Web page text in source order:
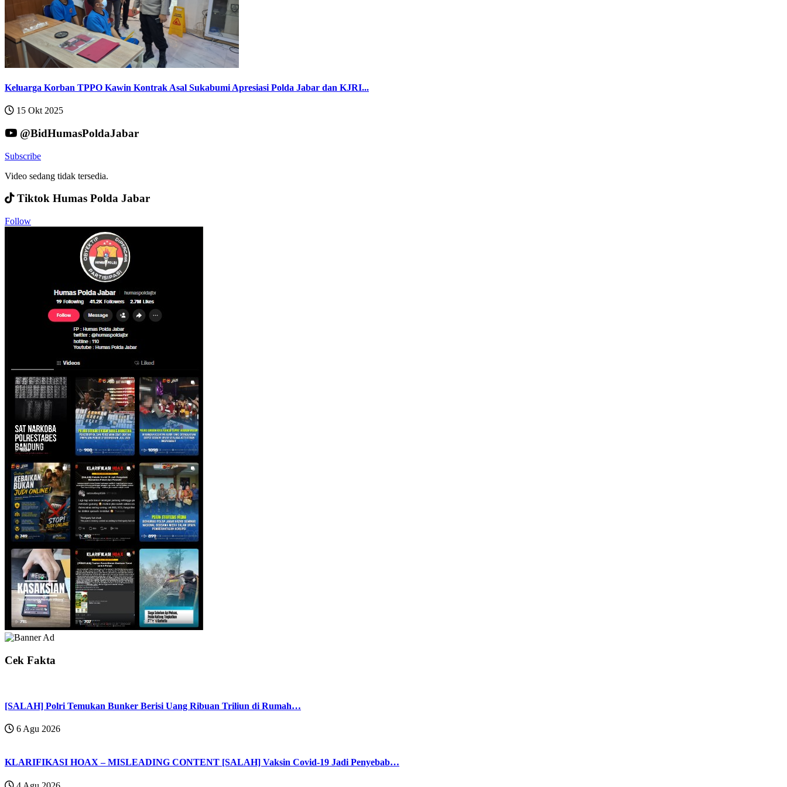
Keluarga Korban TPPO Kawin Kontrak Asal Sukabumi Apresiasi Polda Jabar dan KJRI...
15 Okt 2025
@BidHumasPoldaJabar
Subscribe
Video sedang tidak tersedia.
Tiktok Humas Polda Jabar
Follow
Cek Fakta
[SALAH] Polri Temukan Bunker Berisi Uang Ribuan Triliun di Rumah…
6 Agu 2026
KLARIFIKASI HOAX – MISLEADING CONTENT [SALAH] Vaksin Covid-19 Jadi Penyebab…